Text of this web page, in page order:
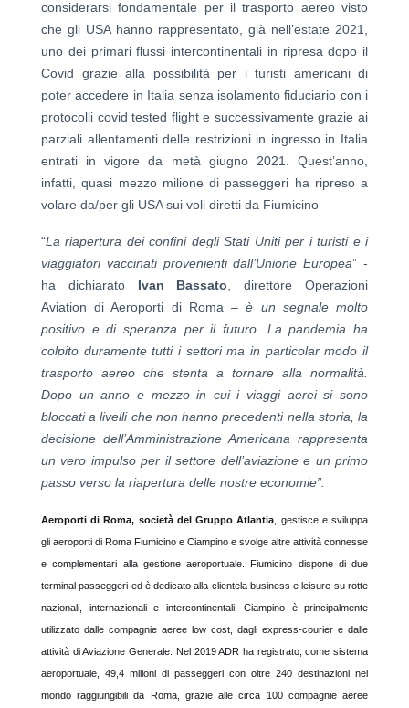
considerarsi fondamentale per il trasporto aereo visto
che gli USA hanno rappresentato, già nell’estate 2021,
uno dei primari flussi intercontinentali in ripresa dopo il
Covid grazie alla possibilità per i turisti americani di
poter accedere in Italia senza isolamento fiduciario con i
protocolli covid tested flight e successivamente grazie ai
parziali allentamenti delle restrizioni in ingresso in Italia
entrati in vigore da metà giugno 2021. Quest’anno,
infatti, quasi mezzo milione di passeggeri ha ripreso a
volare da/per gli USA sui voli diretti da Fiumicino
“La riapertura dei confini degli Stati Uniti per i turisti e i
viaggiatori vaccinati provenienti dall’Unione Europea” -
ha dichiaratoIvan Bassato , direttore Operazioni
Aviation di Aeroporti di Roma – è un segnale molto
positivo e di speranza per il futuro. La pandemia ha
colpito duramente tutti i settori ma in particolar modo il
trasporto aereo che stenta a tornare alla normalità.
Dopo un anno e mezzo in cui i viaggi aerei si sono
bloccati a livelli che non hanno precedenti nella storia, la
decisione dell’Amministrazione Americana rappresenta
un vero impulso per il settore dell’aviazione e un primo
passo verso la riapertura delle nostre economie”.
Aeroporti di Roma, società del Gruppo Atlantia , gestisce e sviluppa
gli aeroporti di Roma Fiumicino e Ciampino e svolge altre attività connesse
e complementari alla gestione aeroportuale. Fiumicino dispone di due
terminal passeggeri ed è dedicato alla clientela business e leisure su rotte
nazionali, internazionali e intercontinentali; Ciampino è principalmente
utilizzato dalle compagnie aeree low cost, dagli express-courier e dalle
attività di Aviazione Generale. Nel 2019 ADR ha registrato, come sistema
aeroportuale, 49,4 milioni di passeggeri con oltre 240 destinazioni nel
mondo raggiungibili da Roma, grazie alle circa 100 compagnie aeree